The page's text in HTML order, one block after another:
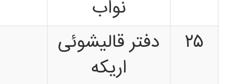
نواب
۲۵
دفتر قالیشوئی
اریکه